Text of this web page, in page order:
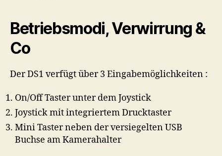
Betriebsmodi, Verwirrung &
Co
Der DS1 verfügt über 3 Eingabemöglichkeiten :
On/Off Taster unter dem Joystick
Joystick mit integriertem Drucktaster
Mini Taster neben der versiegelten USB
Buchse am Kamerahalter